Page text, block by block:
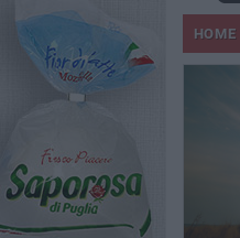
HOME